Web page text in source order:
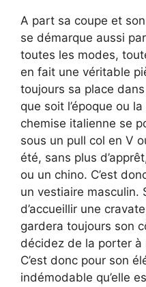
A part sa coupe et
se démarque aussi
toutes les modes,
en fait une véritable
toujours sa place
que soit l’époque ou
chemise italienne se
sous un pull col en V
été, sans plus
ou un chino. C’est
un vestiaire masculin.
d’accueillir une
gardera toujours son
décidez de la porter
C’est donc pour son
indémodable qu’elle